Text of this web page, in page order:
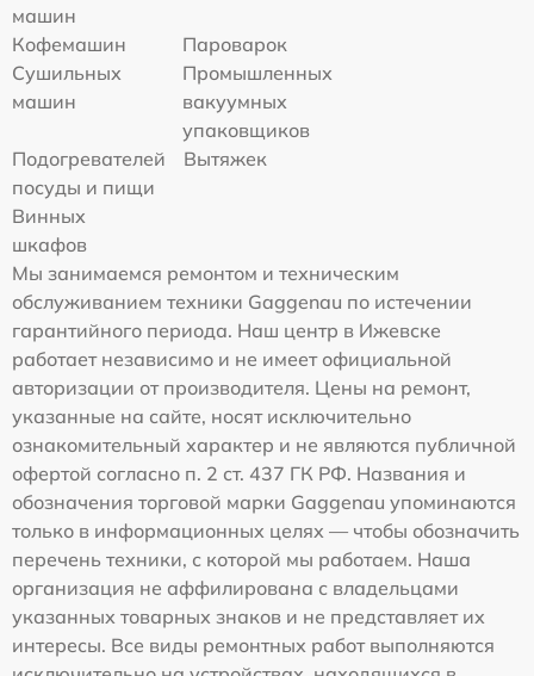
машин
Кофемашин
Пароварок
Сушильных
машин
Промышленных
вакуумных
упаковщиков
Подогревателей
посуды и пищи
Вытяжек
Винных
шкафов
Мы занимаемся ремонтом и техническим
обслуживанием техники Gaggenau по истечении
гарантийного периода. Наш центр в Ижевске
работает независимо и не имеет официальной
авторизации от производителя. Цены на ремонт,
указанные на сайте, носят исключительно
ознакомительный характер и не являются публичной
офертой согласно п. 2 ст. 437 ГК РФ. Названия и
обозначения торговой марки Gaggenau упоминаются
только в информационных целях — чтобы обозначить
перечень техники, с которой мы работаем. Наша
организация не аффилирована с владельцами
указанных товарных знаков и не представляет их
интересы. Все виды ремонтных работ выполняются